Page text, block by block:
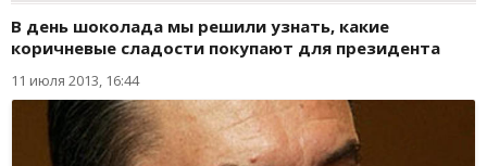
В день шоколада мы решили узнать, какие
коричневые сладости покупают для президента
11 июля 2013, 16:44